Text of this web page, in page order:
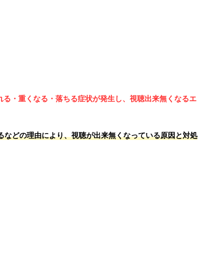
る・重くなる・落ちる症状が発生し、視聴出来無くなるエ
などの理由により、視聴が出来無くなっている原因と対処